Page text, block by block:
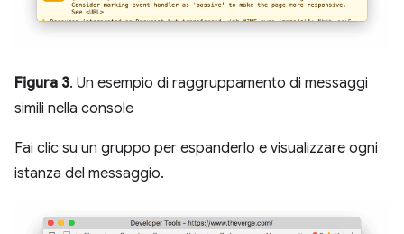
Figura 3. Un esempio di raggruppamento di messaggi
simili nella console
Fai clic su un gruppo per espanderlo e visualizzare ogni
istanza del messaggio.